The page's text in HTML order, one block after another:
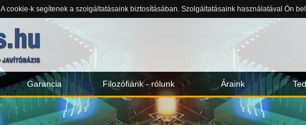
A cookie-k segítenek a szolgáltatásaink biztosításában. Szolgáltatásaink használatával Ön
Garancia Filozófiánk - rólunk Áraink